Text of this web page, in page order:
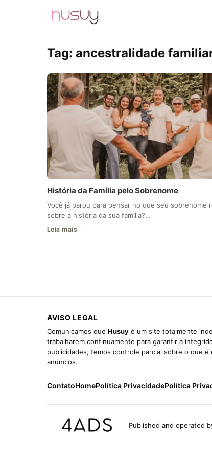
Tag: ancestralidade
História da Família pelo Sobrenome
Você já parou para pensar no que seu sobrenome
sobre a história da sua família?…
Leia mais
AVISO LEGAL
Comunicamos que Husuy é um site totalmente
trabalharem continuamente para garantir a
publicidades, temos controle parcial sobre o que
anúncios.
ContatoHomePolítica PrivacidadePolítica
Published and operated